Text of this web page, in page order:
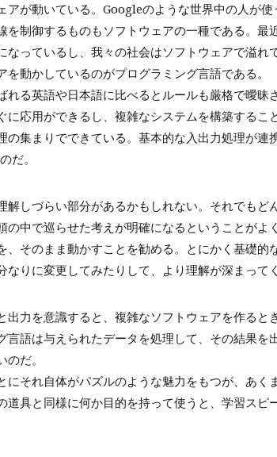
アが動いている。Googleのような世界中の人が使
を制御するものもソフトウェアの一種である。最
なっているし、我々の社会はソフトウェアで溢れ
動かしているのがプログラミング言語である。
る英語や日本語に比べるとルールも厳格で曖昧
に応用ができるし、複雑なシステムを構築するこ
の集まりでできている。基本的な入出力処理が連
だ。
解しづらい部分があるかもしれない。それでもど
の中で巡らせた考えが明確になるということがよ
、そのまま動かすことを勧める。とにかく基礎的
りに変更してみたりして、より理解が深まってく
出力を意識すると、複雑なソフトウェアを作ると
言語は与えられたデータを処理して、その結果を
だ。
にそれ自体がパズルのような魅力をもつが、あく
道具と同様に何か目的を持って使うと、学習スピ